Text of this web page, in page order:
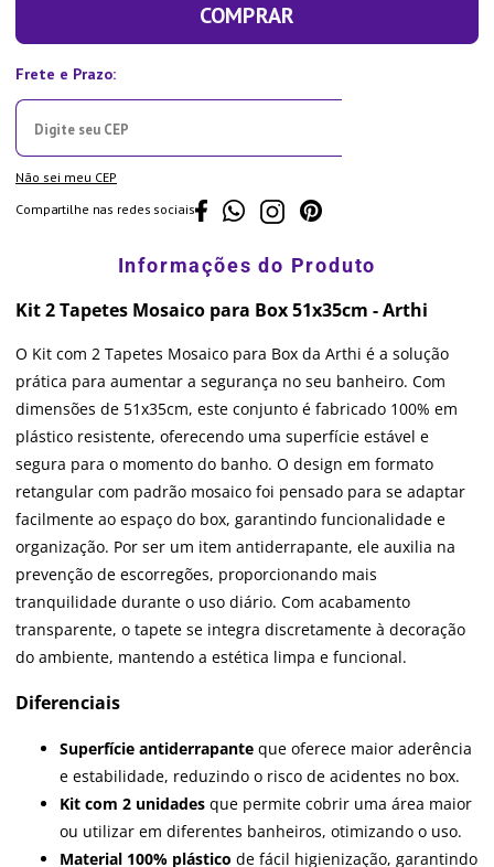
COMPRAR
Não sei meu CEP
Compartilhe nas redes sociais
Kit 2 Tapetes Mosaico para Box 51x35cm - Arthi
O Kit com 2 Tapetes Mosaico para Box da Arthi é a solução
prática para aumentar a segurança no seu banheiro. Com
dimensões de 51x35cm, este conjunto é fabricado 100% em
plástico resistente, oferecendo uma superfície estável e
segura para o momento do banho. O design em formato
retangular com padrão mosaico foi pensado para se adaptar
facilmente ao espaço do box, garantindo funcionalidade e
organização. Por ser um item antiderrapante, ele auxilia na
prevenção de escorregões, proporcionando mais
tranquilidade durante o uso diário. Com acabamento
transparente, o tapete se integra discretamente à decoração
do ambiente, mantendo a estética limpa e funcional.
Diferenciais
Superfície antiderrapante que oferece maior aderência
e estabilidade, reduzindo o risco de acidentes no box.
Kit com 2 unidades que permite cobrir uma área maior
ou utilizar em diferentes banheiros, otimizando o uso.
Material 100% plástico de fácil higienização, garantindo